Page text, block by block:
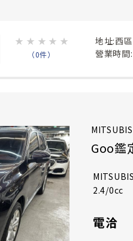
★ ★ ★ ★ ★
（0件）
地址:西
營業時
Goo鑑
2.4/0cc
電洽